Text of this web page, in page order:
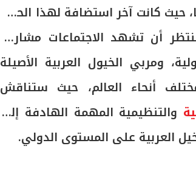
في مصر بعد غياب 15 عامًا، حيث كانت آخر استضافة لهذا الحدث
2010، ومن المنتظر أن تشهد الاجتماعات مشاركة
ومربي الخيول العربية الأصيلة
أنحاء العالم، حيث ستناقش
والتنظيمية المهمة الهادفة إلى
العربية على المستوى الدولي.